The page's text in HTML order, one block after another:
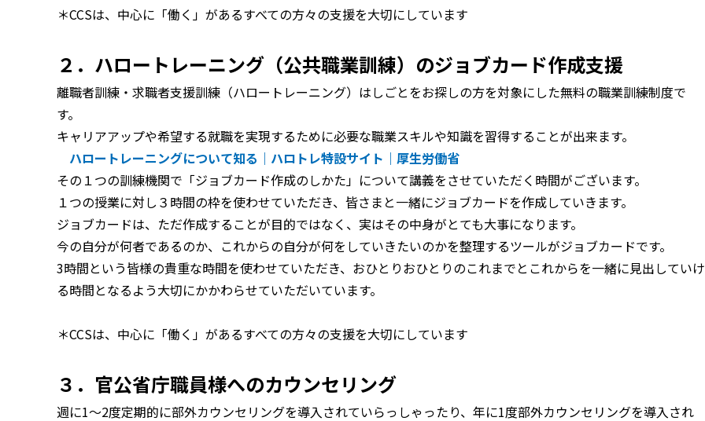
＊CCSは、中心に「働く」があるすべての方々の支援を大切にしています
２．ハロートレーニング（公共職業訓練）のジョブカード作成支援
離職者訓練・求職者支援訓練（ハロートレーニング）はしごとをお探しの方を対象にした無料の職業訓練制度で
す。
キャリアアップや希望する就職を実現するために必要な職業スキルや知識を習得することが出来ます。
ハロートレーニングについて知る｜ハロトレ特設サイト｜厚生労働省
その１つの訓練機関で「ジョブカード作成のしかた」について講義をさせていただく時間がございます。
１つの授業に対し３時間の枠を使わせていただき、皆さまと一緒にジョブカードを作成していきます。
ジョブカードは、ただ作成することが目的ではなく、実はその中身がとても大事になります。
今の自分が何者であるのか、これからの自分が何をしていきたいのかを整理するツールがジョブカードです。
3時間という皆様の貴重な時間を使わせていただき、おひとりおひとりのこれまでとこれからを一緒に見出していけ
る時間となるよう大切にかかわらせていただいています。
＊CCSは、中心に「働く」があるすべての方々の支援を大切にしています
３．官公省庁職員様へのカウンセリング
週に1～2度定期的に部外カウンセリングを導入されていらっしゃったり、年に1度部外カウンセリングを導入され